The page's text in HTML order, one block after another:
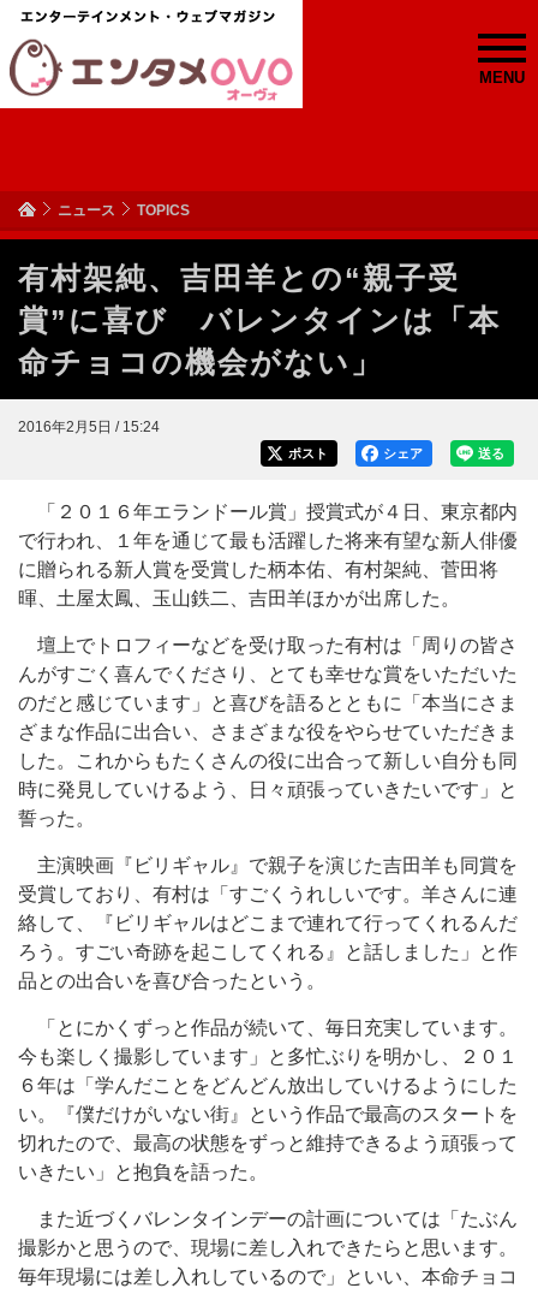
MENU
ニュース TOPICS
有村架純、吉田羊との“親子受
賞”に喜び バレンタインは「本
命チョコの機会がない」
2016年2月5日 / 15:24
送る
シェア
ポスト
「２０１６年エランドール賞」授賞式が４日、東京都内
で行われ、１年を通じて最も活躍した将来有望な新人俳優
に贈られる新人賞を受賞した柄本佑、有村架純、菅田将
暉、土屋太鳳、玉山鉄二、吉田羊ほかが出席した。
壇上でトロフィーなどを受け取った有村は「周りの皆さ
んがすごく喜んでくださり、とても幸せな賞をいただいた
のだと感じています」と喜びを語るとともに「本当にさま
ざまな作品に出合い、さまざまな役をやらせていただきま
した。これからもたくさんの役に出合って新しい自分も同
時に発見していけるよう、日々頑張っていきたいです」と
誓った。
主演映画『ビリギャル』で親子を演じた吉田羊も同賞を
受賞しており、有村は「すごくうれしいです。羊さんに連
絡して、『ビリギャルはどこまで連れて行ってくれるんだ
ろう。すごい奇跡を起こしてくれる』と話しました」と作
品との出合いを喜び合ったという。
「とにかくずっと作品が続いて、毎日充実しています。
今も楽しく撮影しています」と多忙ぶりを明かし、２０１
６年は「学んだことをどんどん放出していけるようにした
い。『僕だけがいない街』という作品で最高のスタートを
切れたので、最高の状態をずっと維持できるよう頑張って
いきたい」と抱負を語った。
また近づくバレンタインデーの計画については「たぶん
撮影かと思うので、現場に差し入れできたらと思います。
毎年現場には差し入れしているので」といい、本命チョコ